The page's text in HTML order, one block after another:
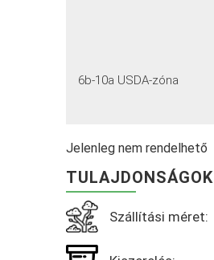
6b-10a USDA-zóna
Jelenleg nem rendelhető
TULAJDONSÁGOK
Szállítási méret: